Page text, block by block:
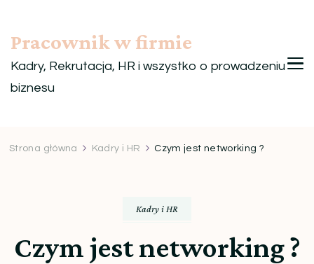
Pracownik w firmie
Kadry, Rekrutacja, HR i wszystko o prowadzeniu
biznesu
Strona główna Kadry i HR Czym jest networking ?
Kadry i HR
Czym jest networking ?